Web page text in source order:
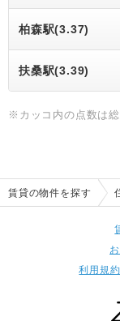
柏森駅(3.37)
扶桑駅(3.39)
※カッコ内の点数は
賃貸の物件を探す
利用規約